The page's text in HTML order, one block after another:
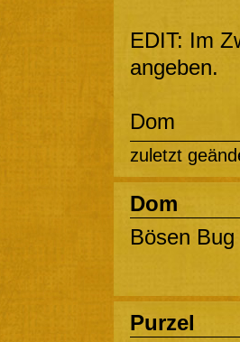
EDIT: Im
angeben.
Dom
zuletzt
Dom
Bösen
Purzel